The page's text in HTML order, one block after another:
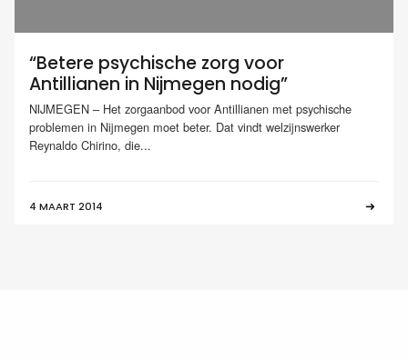
“Betere psychische zorg voor
Antillianen in Nijmegen nodig”
NIJMEGEN – Het zorgaanbod voor Antillianen met psychische
problemen in Nijmegen moet beter. Dat vindt welzijnswerker
Reynaldo Chirino, die...
4 MAART 2014